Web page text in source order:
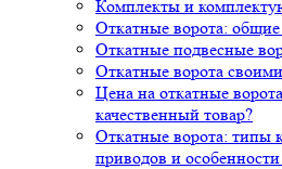
Комплекты и
Откатные ворота:
Откатные подвесные
Откатные ворота
Цена на откатные
качественный товар?
Откатные ворота: типы
приводов и